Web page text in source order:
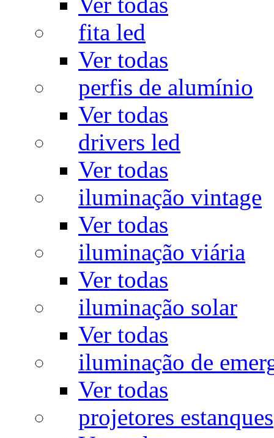
fita led
Ver todas
perfis de alumínio
Ver todas
drivers led
Ver todas
iluminação vintage
Ver todas
iluminação viária
Ver todas
iluminação solar
Ver todas
iluminação de
Ver todas
projetores estanques